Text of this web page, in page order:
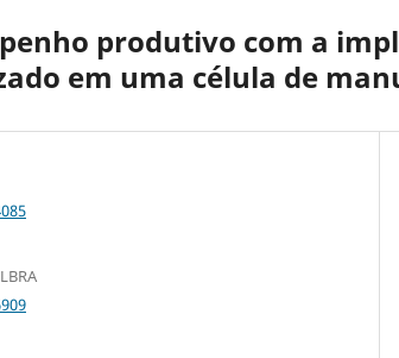
produtivo com a
em uma célula de